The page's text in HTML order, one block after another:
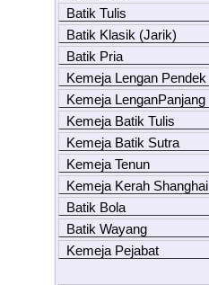
Batik Tulis
Batik Klasik (Jarik)
Batik Pria
Kemeja Lengan Pendek
Kemeja LenganPanjang
Kemeja Batik Tulis
Kemeja Batik Sutra
Kemeja Tenun
Kemeja Kerah Shanghai
Batik Bola
Batik Wayang
Kemeja Pejabat